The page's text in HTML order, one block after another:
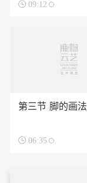
 09:12
第三节 脚的画法
 06:35